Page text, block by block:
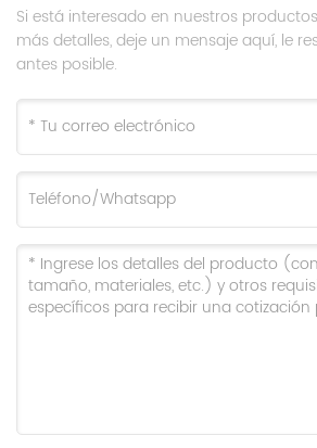
Si está interesado en nuestros
más detalles, deje un mensaje aquí, le
antes posible.